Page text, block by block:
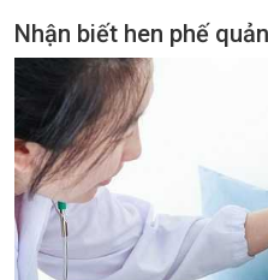
Nhận biết hen phế